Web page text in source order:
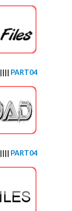
|||| PART04
|||| PART04